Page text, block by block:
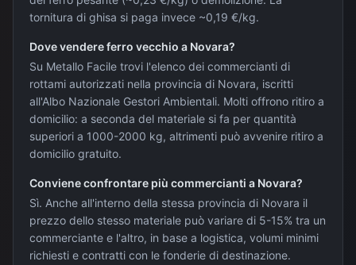
tornitura di ghisa si paga invece ~0,19 €/kg.
Dove vendere ferro vecchio a Novara?
Su Metallo Facile trovi l'elenco dei commercianti di
rottami autorizzati nella provincia di Novara, iscritti
all'Albo Nazionale Gestori Ambientali. Molti offrono ritiro a
domicilio: a seconda del materiale si fa per quantità
superiori a 1000-2000 kg, altrimenti può avvenire ritiro a
domicilio gratuito.
Conviene confrontare più commercianti a Novara?
Sì. Anche all'interno della stessa provincia di Novara il
prezzo dello stesso materiale può variare di 5-15% tra un
commerciante e l'altro, in base a logistica, volumi minimi
richiesti e contratti con le fonderie di destinazione.